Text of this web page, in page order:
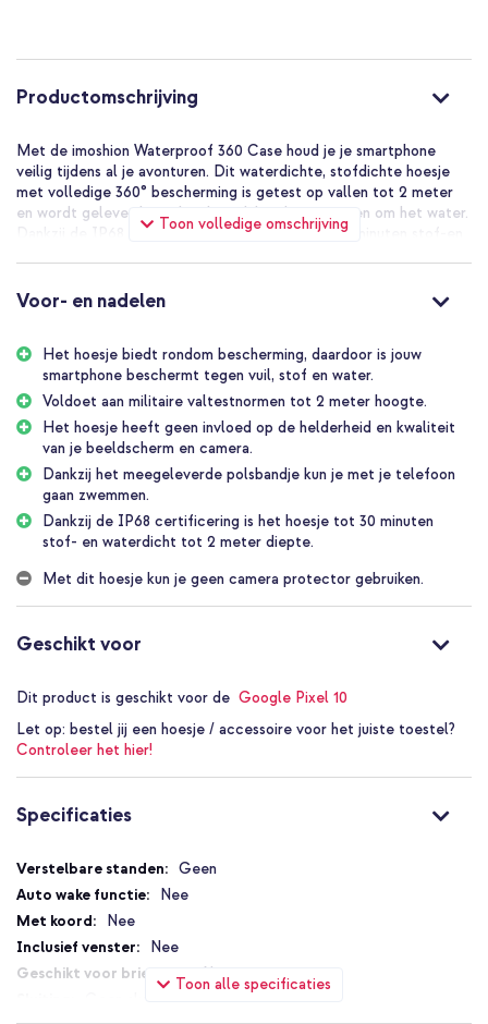
Productomschrijving
Toon volledige omschrijving
Met de imoshion Waterproof 360 Case houd je je smartphone
veilig tijdens al je avonturen. Dit waterdichte, stofdichte hoesje
met volledige 360° bescherming is getest op vallen tot 2 meter
en wordt geleverd met handig polsbandje voor in en om het water.
Dankzij de IP68 certificering is het hoesje tot 30 minuten stof-en
De imoshion Waterproof 360 Case in het kort
tegen stoten, krassen, stof en zand dankzij IP68 certificering.
Is tot 30 minuten stof- en waterdicht tot 2 meter diepte.
Waterdicht hoesje, ideaal voor strand, zwembad, wintersport en
onverwachte plensbuien.
Getest op militaire valtestnormen tot 2 meter hoogte voor
extra zekerheid bij een val.
Inclusief polsbandje, zodat je zorgeloos kunt zwemmen, suppen
of varen met je telefoon bij de hand.
Het voorzijde-scherm behoudt de helderheid en
touchgevoeligheid die je zonder hoesje gewend bent.
beeldkwaliteit of kleurweergave.
Wil je je smartphone zonder zorgen meenemen naar het water, het
strand of op vakantie? Bestel de imoshion Waterproof 360 Case
actieve lifestyle.
Voor- en nadelen
Het hoesje biedt rondom bescherming, daardoor is jouw
smartphone beschermt tegen vuil, stof en water.
Voldoet aan militaire valtestnormen tot 2 meter hoogte.
Het hoesje heeft geen invloed op de helderheid en kwaliteit
van je beeldscherm en camera.
Dankzij het meegeleverde polsbandje kun je met je telefoon
gaan zwemmen.
Dankzij de IP68 certificering is het hoesje tot 30 minuten
stof- en waterdicht tot 2 meter diepte.
Met dit hoesje kun je geen camera protector gebruiken.
Geschikt voor
Dit product is geschikt voor de Google Pixel 10
Let op: bestel jij een hoesje / accessoire voor het juiste toestel?
Controleer het hier!
Specificaties
Toon alle specificaties
Specificaties
Geen
Nee
Nee
Nee
Nee